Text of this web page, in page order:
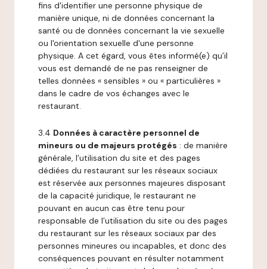
fins d'identifier une personne physique de
manière unique, ni de données concernant la
santé ou de données concernant la vie sexuelle
ou l'orientation sexuelle d'une personne
physique. A cet égard, vous êtes informé(e) qu’il
vous est demandé de ne pas renseigner de
telles données « sensibles » ou « particulières »
dans le cadre de vos échanges avec le
restaurant.
3.4 Données à caractère personnel de
mineurs ou de majeurs protégés : de manière
générale, l’utilisation du site et des pages
dédiées du restaurant sur les réseaux sociaux
est réservée aux personnes majeures disposant
de la capacité juridique, le restaurant ne
pouvant en aucun cas être tenu pour
responsable de l’utilisation du site ou des pages
du restaurant sur les réseaux sociaux par des
personnes mineures ou incapables, et donc des
conséquences pouvant en résulter notamment